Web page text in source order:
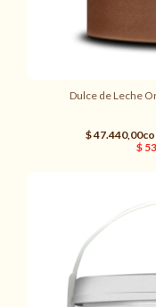
Dulce de Leche